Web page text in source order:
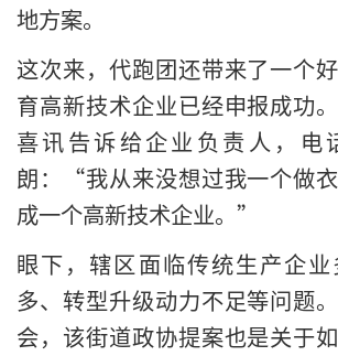
地方案。
这次来，代跑团还带来了一个
育高新技术企业已经申报成功
喜讯告诉给企业负责人，电
朗：“我从来没想过我一个做
成一个高新技术企业。”
眼下，辖区面临传统生产企
多、转型升级动力不足等问题
会，该街道政协提案也是关于